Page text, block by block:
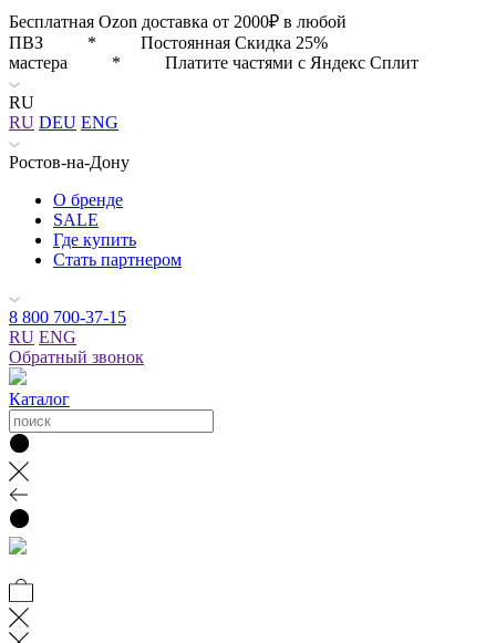
Бесплатная Ozon доставка от 2000₽ в любой
ПВЗ * Постоянная Скидка 25%
мастера * Платите частями с Яндекс Сплит
RU
RU DEU ENG
Ростов-на-Дону
О бренде
SALE
Где купить
Стать партнером
8 800 700-37-15
RU ENG
Обратный звонок
Каталог